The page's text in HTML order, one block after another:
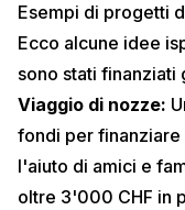
Esempi di progetti
Ecco alcune idee
sono stati finanziati
Viaggio di nozze:
fondi per finanziare
l'aiuto di amici e
oltre 3'000 CHF in